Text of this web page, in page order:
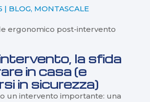
| BLOG, MONTASCALE
la sfida
in casa (e
in sicurezza)
un intervento importante: una